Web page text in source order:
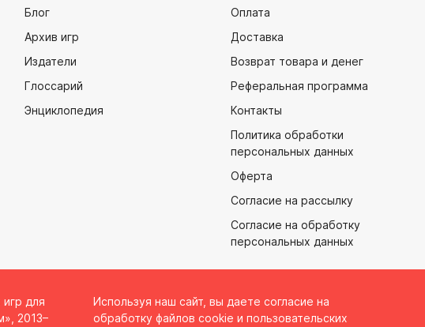
Блог
Архив игр
Издатели
Глоссарий
Энциклопедия
Оплата
Доставка
Возврат товара и денег
Реферальная программа
Контакты
Политика обработки
персональных данных
Оферта
Согласие на рассылку
Согласие на обработку
персональных данных
для
2013–
Используя наш сайт, вы даете согласие на
обработку файлов cookie и пользовательских